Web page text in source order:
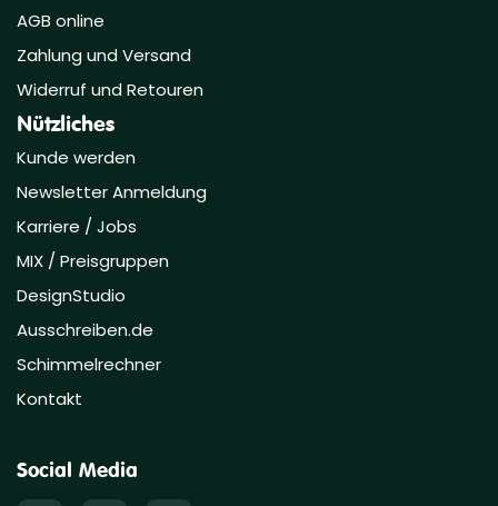
AGB online
Zahlung und Versand
Widerruf und Retouren
Nützliches
Kunde werden
Newsletter Anmeldung
Karriere / Jobs
MIX / Preisgruppen
DesignStudio
Ausschreiben.de
Schimmelrechner
Kontakt
Social Media